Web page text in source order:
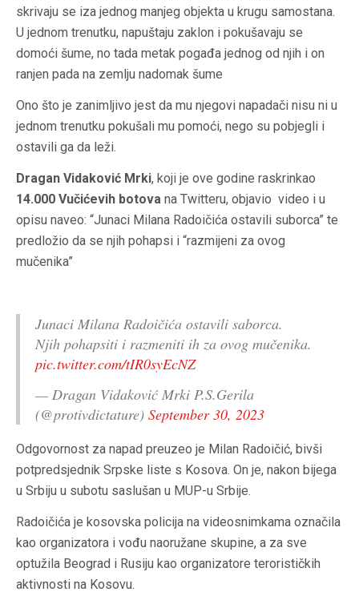
skrivaju se iza jednog manjeg objekta u krugu samostana.
U jednom trenutku, napuštaju zaklon i pokušavaju se
domoći šume, no tada metak pogađa jednog od njih i on
ranjen pada na zemlju nadomak šume
Ono što je zanimljivo jest da mu njegovi napadači nisu ni u
jednom trenutku pokušali mu pomoći, nego su pobjegli i
ostavili ga da leži.
Dragan Vidaković Mrki, koji je ove godine raskrinkao
14.000 Vučićevih botova na Twitteru, objavio video i u
opisu naveo: “Junaci Milana Radoičića ostavili suborca” te
predložio da se njih pohapsi i “razmijeni za ovog
mučenika”
Junaci Milana Radoičića ostavili saborca.
Njih pohapsiti i razmeniti ih za ovog mučenika.
pic.twitter.com/tIR0syEcNZ
— Dragan Vidaković Mrki P.S.Gerila
(@protivdictature) September 30, 2023
Odgovornost za napad preuzeo je Milan Radoičić, bivši
potpredsjednik Srpske liste s Kosova. On je, nakon bijega
u Srbiju u subotu saslušan u MUP-u Srbije.
Radoičića je kosovska policija na videosnimkama označila
kao organizatora i vođu naoružane skupine, a za sve
optužila Beograd i Rusiju kao organizatore terorističkih
aktivnosti na Kosovu.